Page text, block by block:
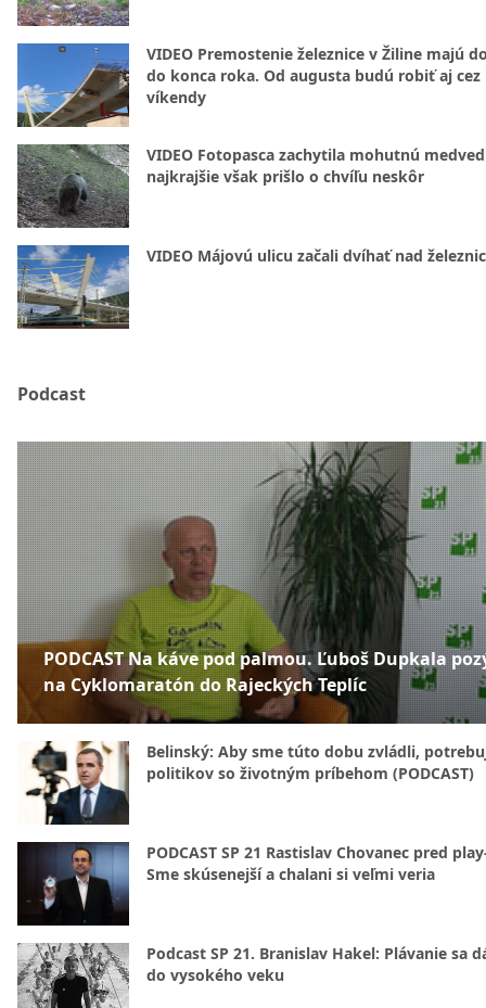
VIDEO Premostenie železnice v Žiline majú
do konca roka. Od augusta budú robiť aj cez
víkendy
VIDEO Fotopasca zachytila mohutnú
najkrajšie však prišlo o chvíľu neskôr
VIDEO Májovú ulicu začali dvíhať nad
Podcast
PODCAST Na káve pod palmou. Ľuboš Dupkala
na Cyklomaratón do Rajeckých Teplíc
Belinský: Aby sme túto dobu zvládli,
politikov so životným príbehom (PODCAST)
PODCAST SP 21 Rastislav Chovanec pred
Sme skúsenejší a chalani si veľmi veria
Podcast SP 21. Branislav Hakel: Plávanie sa
do vysokého veku